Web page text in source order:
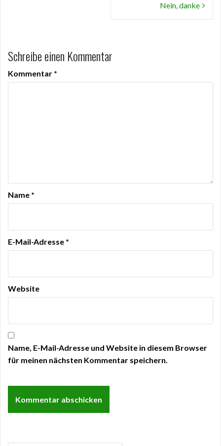
Nein, danke
Schreibe einen Kommentar
Kommentar *
Name *
E-Mail-Adresse *
Website
Name, E-Mail-Adresse und Website in diesem Browser
für meinen nächsten Kommentar speichern.